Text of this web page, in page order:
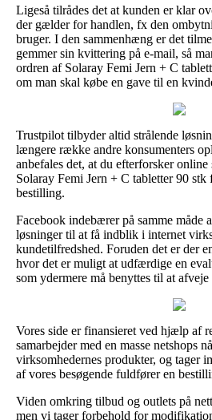
Ligeså tilrådes det at kunden er klar
der gælder for handlen, fx den
bruger. I den sammenhæng er det
gemmer sin kvittering på e-mail, så
ordren af Solaray Femi Jern + C
om man skal købe en gave til en
Trustpilot tilbyder altid strålende
længere række andre konsumenters
anbefales det, at du efterforsker online
Solaray Femi Jern + C tabletter 90
bestilling.
Facebook indebærer på samme måde
løsninger til at få indblik i internet
kundetilfredshed. Foruden det er der
hvor det er muligt at udfærdige en
som ydermere må benyttes til at
Vores side er finansieret ved hjælp af
samarbejder med en masse netshops
virksomhedernes produkter, og tager
af vores besøgende fuldfører en
Viden omkring tilbud og outlets på
men vi tager forbehold for